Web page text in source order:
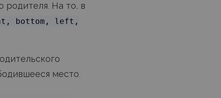
родителя. На то, в
bottom, left,
место.